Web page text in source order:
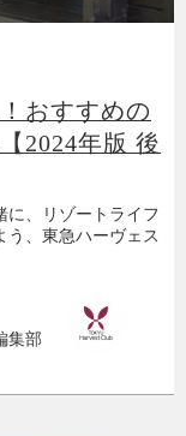
おすすめの
2024年版 後
に、リゾートライフ
う、東急ハーヴェス
集部